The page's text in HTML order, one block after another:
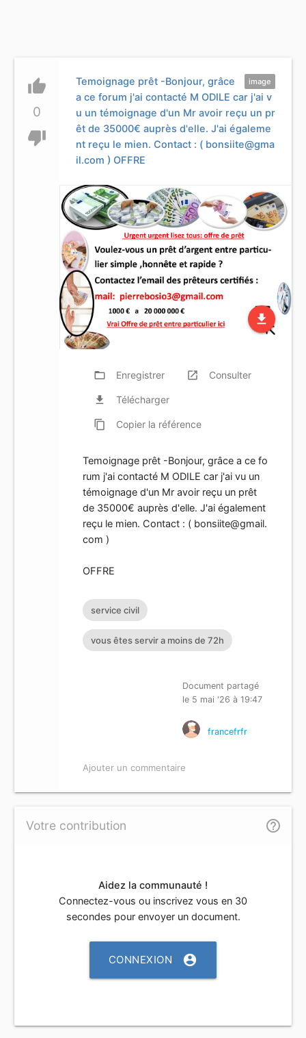
thumb_up
0
thumb_down
image
Temoignage prêt -Bonjour, grâce
a ce forum j'ai contacté M ODILE car j'ai v
u un témoignage d'un Mr avoir reçu un pr
êt de 35000€ auprès d'elle. J'ai égaleme
nt reçu le mien. Contact : ( bonsiite@gma
il.com ) OFFRE
file_download
folder_open Enregistrer launch Consulter
file_download Télécharger
content_copy Copier la référence
Temoignage prêt -Bonjour, grâce a ce fo
rum j'ai contacté M ODILE car j'ai vu un
témoignage d'un Mr avoir reçu un prêt
de 35000€ auprès d'elle. J'ai également
reçu le mien. Contact : ( bonsiite@gmail.
com )
OFFRE
service civil
vous êtes servir a moins de 72h
Document partagé
le 5 mai '26 à 19:47
francefrfr
Ajouter un commentaire
Votre contribution help_outline
Aidez la communauté !
Connectez-vous ou inscrivez vous en 30
secondes pour envoyer un document.
CONNEXION account_circle